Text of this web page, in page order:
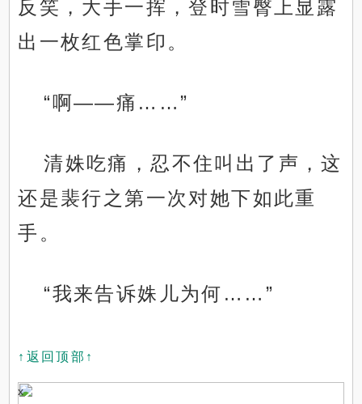
反笑，大手一挥，登时雪臀上显露
出一枚红色掌印。
“啊——痛……”
清姝吃痛，忍不住叫出了声，这
还是裴行之第一次对她下如此重
手。
“我来告诉姝儿为何……”
↑返回顶部↑
x